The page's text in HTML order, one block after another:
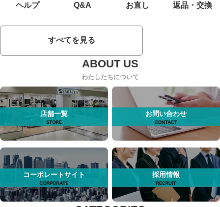
ヘルプ Q&A お直し 返品・交換
すべてを見る
わたしたちについて
店舗一覧 お問い合わせ
コーポレートサイト 採用情報